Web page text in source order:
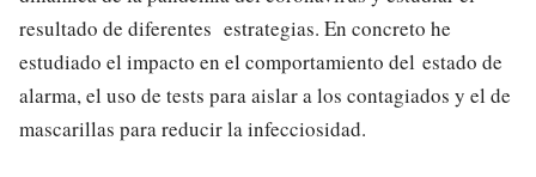
resultado de diferentes estrategias. En concreto he
estudiado el impacto en el comportamiento del estado de
alarma, el uso de tests para aislar a los contagiados y el de
mascarillas para reducir la infecciosidad.